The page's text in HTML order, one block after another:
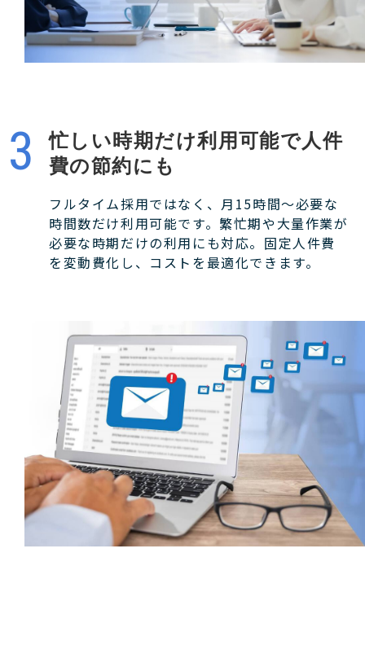
忙しい時期だけ利用可能で人件
費の節約にも
フルタイム採用ではなく、月15時間〜必要な
時間数だけ利用可能です。繁忙期や大量作業が
必要な時期だけの利用にも対応。固定人件費
を変動費化し、コストを最適化できます。